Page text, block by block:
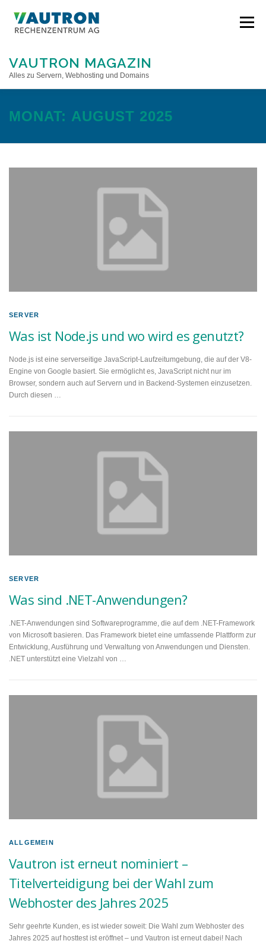
Inhalt
VAUTRON MAGAZIN
Alles zu Servern, Webhosting und Domains
Menü
STARTSEITE
MONAT: AUGUST 2025
SERVER
Was ist Node.js und wo wird es genutzt?
Node.js ist eine serverseitige JavaScript-Laufzeitumgebung, die auf der V8-
Engine von Google basiert. Sie ermöglicht es, JavaScript nicht nur im
Browser, sondern auch auf Servern und in Backend-Systemen einzusetzen.
Durch diesen …
SERVER
Was sind .NET-Anwendungen?
.NET-Anwendungen sind Softwareprogramme, die auf dem .NET-Framework
von Microsoft basieren. Das Framework bietet eine umfassende Plattform zur
Entwicklung, Ausführung und Verwaltung von Anwendungen und Diensten.
.NET unterstützt eine Vielzahl von …
ALLGEMEIN
Vautron ist erneut nominiert –
Titelverteidigung bei der Wahl zum
Webhoster des Jahres 2025
Sehr geehrte Kunden, es ist wieder soweit: Die Wahl zum Webhoster des
Jahres 2025 auf hosttest ist eröffnet – und Vautron ist erneut dabei! Nach